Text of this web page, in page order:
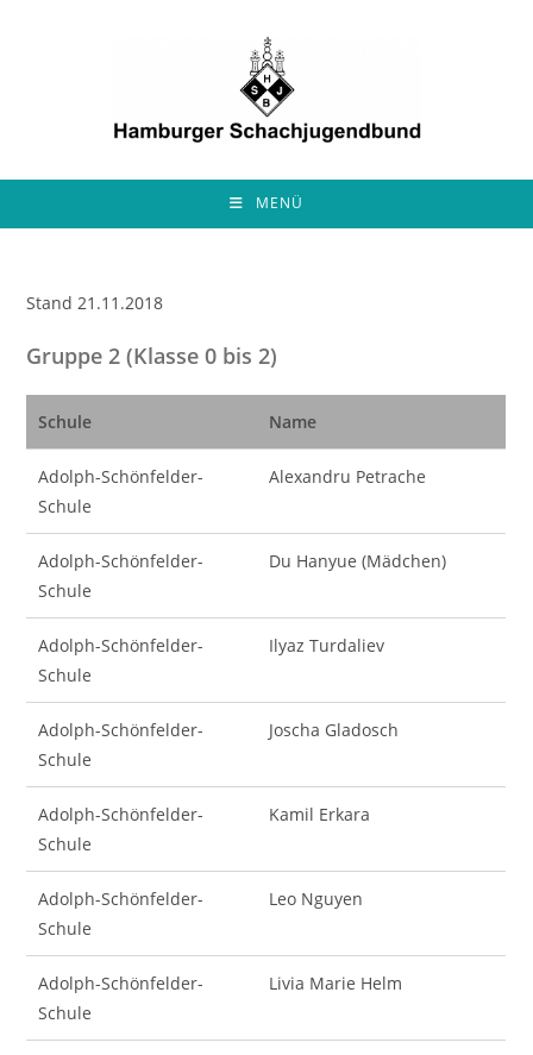
MENÜ
Stand 21.11.2018
Gruppe 2 (Klasse 0 bis 2)
Schule Name
Adolph-Schönfelder-
Schule
Alexandru Petrache
Adolph-Schönfelder-
Schule
Du Hanyue (Mädchen)
Adolph-Schönfelder-
Schule
Ilyaz Turdaliev
Adolph-Schönfelder-
Schule
Joscha Gladosch
Adolph-Schönfelder-
Schule
Kamil Erkara
Adolph-Schönfelder-
Schule
Leo Nguyen
Adolph-Schönfelder-
Schule
Livia Marie Helm